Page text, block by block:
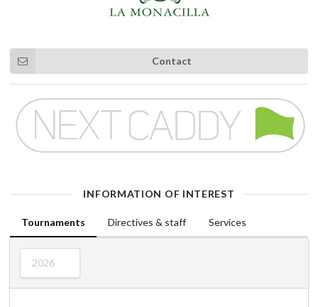
Contact
INFORMATION OF INTEREST
Tournaments Directives & staff Services
2026